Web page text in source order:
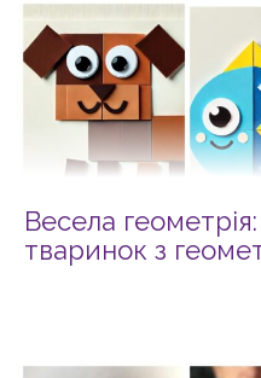
Весела
тваринок з